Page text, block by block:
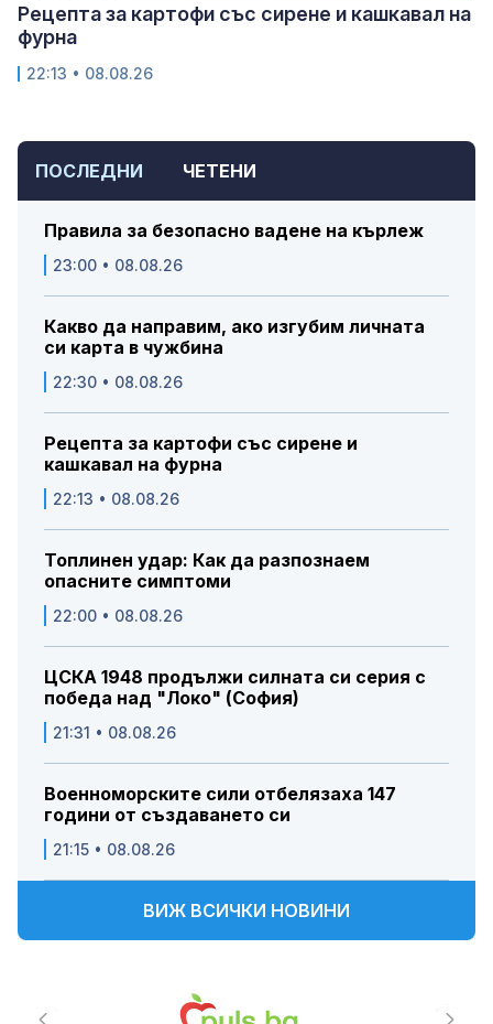
ПОСЛЕДНИ ЧЕТЕНИ
Правила за безопасно вадене на кърлеж
23:00 • 08.08.26
Какво да направим, ако изгубим личната
си карта в чужбина
22:30 • 08.08.26
Рецепта за картофи със сирене и
кашкавал на фурна
22:13 • 08.08.26
Топлинен удар: Как да разпознаем
опасните симптоми
22:00 • 08.08.26
ЦСКА 1948 продължи силната си серия с
победа над "Локо" (София)
21:31 • 08.08.26
Военноморските сили отбелязаха 147
години от създаването си
21:15 • 08.08.26
ВИЖ ВСИЧКИ НОВИНИ
Рецепта за картофи със сирене и кашкавал на
фурна
22:13 • 08.08.26